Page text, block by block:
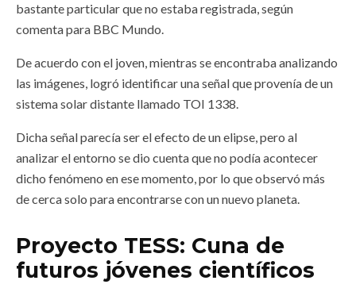
bastante particular que no estaba registrada, según
comenta para BBC Mundo.
De acuerdo con el joven, mientras se encontraba analizando
las imágenes, logró identificar una señal que provenía de un
sistema solar distante llamado TOI 1338.
Dicha señal parecía ser el efecto de un elipse, pero al
analizar el entorno se dio cuenta que no podía acontecer
dicho fenómeno en ese momento, por lo que observó más
de cerca solo para encontrarse con un nuevo planeta.
Proyecto TESS: Cuna de
futuros jóvenes científicos